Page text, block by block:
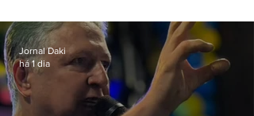
Jornal Daki
há 1 dia